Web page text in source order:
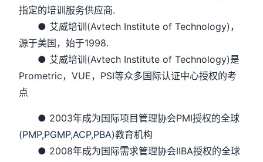
指定的培训服务供应商.
● 艾威培训(Avtech Institute of Technology)，
源于美国，始于1998.
● 艾威培训(Avtech Institute of Technology)是
Prometric，VUE，PSI等众多国际认证中心授权的考
点
● 2003年成为国际项目管理协会PMI授权的全球
(PMP,PGMP,ACP,PBA)教育机构
● 2008年成为国际需求管理协会IIBA授权的全球